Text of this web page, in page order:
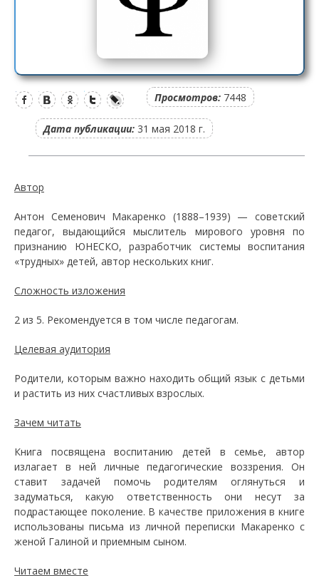
Просмотров: 7448
Дата публикации: 31 мая 2018 г.
Автор
Антон Семенович Макаренко (1888–1939) — советский
педагог, выдающийся мыслитель мирового уровня по
признанию ЮНЕСКО, разработчик системы воспитания
«трудных» детей, автор нескольких книг.
Сложность изложения
2 из 5. Рекомендуется в том числе педагогам.
Целевая аудитория
Родители, которым важно находить общий язык с детьми
и растить из них счастливых взрослых.
Зачем читать
Книга посвящена воспитанию детей в семье, автор
излагает в ней личные педагогические воззрения. Он
ставит задачей помочь родителям оглянуться и
задуматься, какую ответственность они несут за
подрастающее поколение. В качестве приложения в книге
использованы письма из личной переписки Макаренко с
женой Галиной и приемным сыном.
Читаем вместе